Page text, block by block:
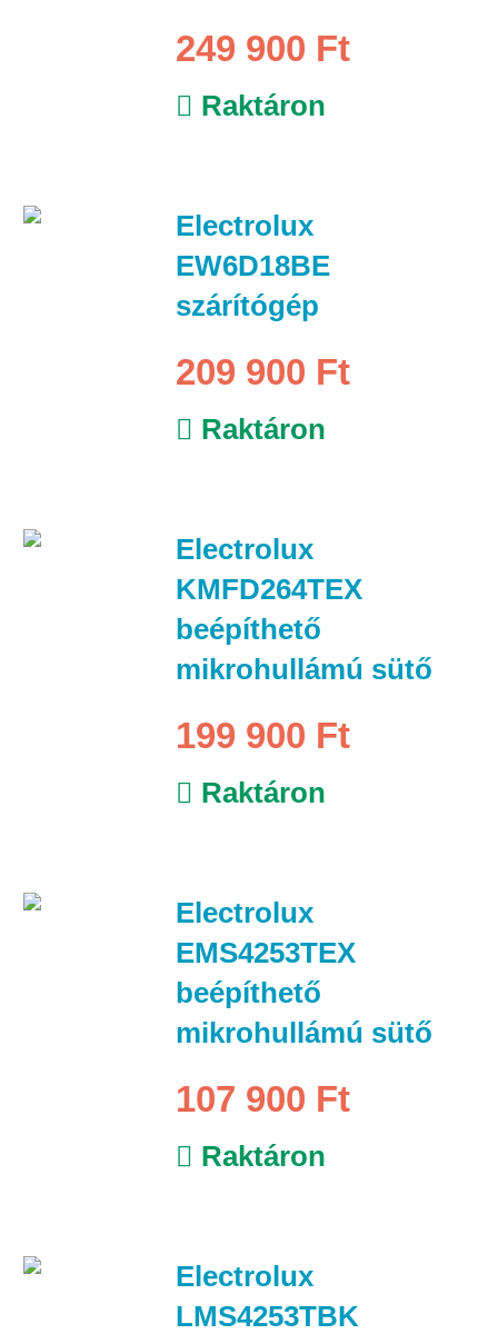
249 900 Ft
Raktáron
Electrolux
EW6D18BE
szárítógép
209 900 Ft
Raktáron
Electrolux
KMFD264TEX
beépíthető
mikrohullámú sütő
199 900 Ft
Raktáron
Electrolux
EMS4253TEX
beépíthető
mikrohullámú sütő
107 900 Ft
Raktáron
Electrolux
LMS4253TBK